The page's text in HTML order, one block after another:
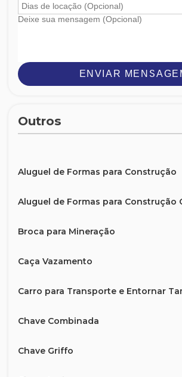
ENVIAR
Outros
Aluguel de Formas para Construção
Aluguel de Formas para Construção
Broca para Mineração
Caça Vazamento
Carro para Transporte e Entornar
Chave Combinada
Chave Griffo